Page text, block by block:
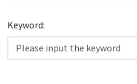
Keyword: